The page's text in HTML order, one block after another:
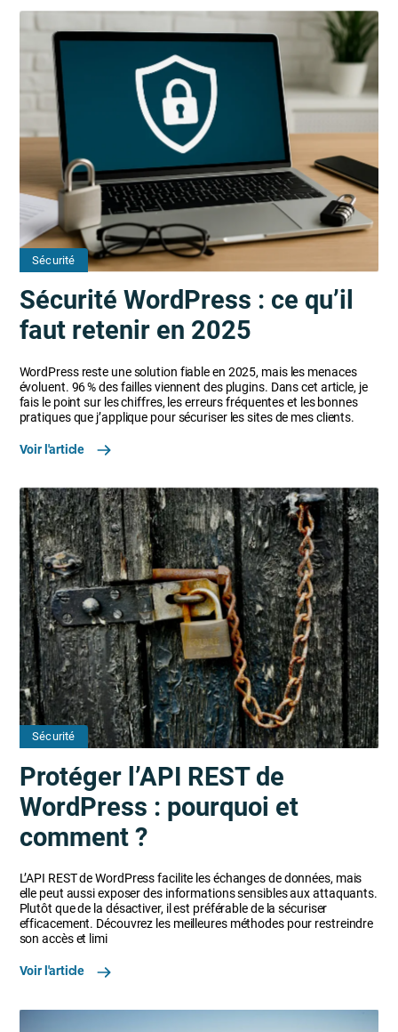
Sécurité
Sécurité WordPress : ce qu’il
faut retenir en 2025
WordPress reste une solution fiable en 2025, mais les menaces
évoluent. 96 % des failles viennent des plugins. Dans cet article, je
fais le point sur les chiffres, les erreurs fréquentes et les bonnes
pratiques que j’applique pour sécuriser les sites de mes clients.
Voir l'article
Sécurité
Protéger l’API REST de
WordPress : pourquoi et
comment ?
L’API REST de WordPress facilite les échanges de données, mais
elle peut aussi exposer des informations sensibles aux attaquants.
Plutôt que de la désactiver, il est préférable de la sécuriser
efficacement. Découvrez les meilleures méthodes pour restreindre
son accès et limi
Voir l'article